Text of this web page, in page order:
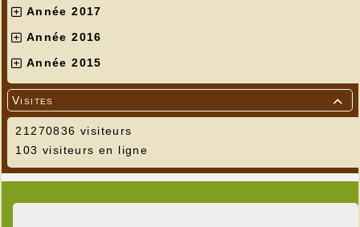
Année 2017
Année 2016
Année 2015

Visites
21270836 visiteurs
103 visiteurs en ligne